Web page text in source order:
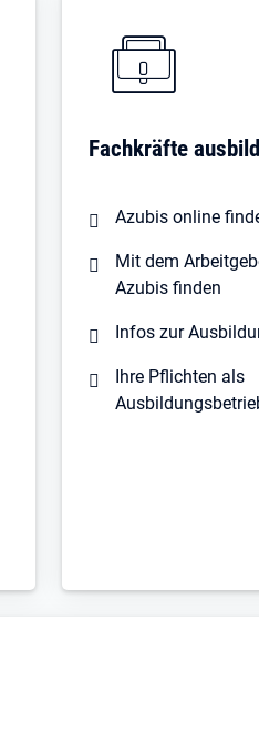
Fachkräfte
Azubis online
Mit dem
Azubis finden
Infos zur
Ihre Pflichten als